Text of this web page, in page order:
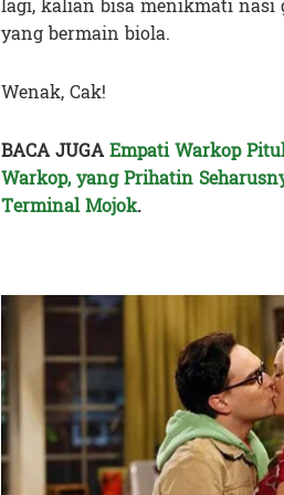
yang bermain biola.
Wenak, Cak!
BACA JUGAEmpati Warkop
Warkop, yang Prihatin
Terminal Mojok.